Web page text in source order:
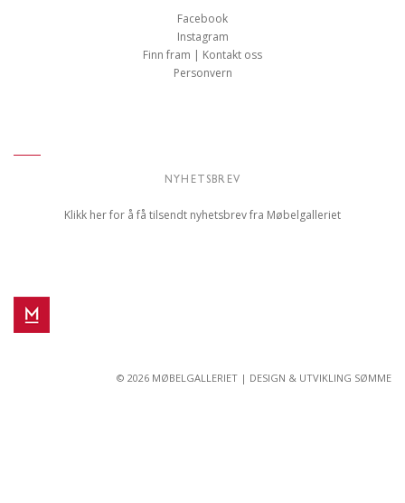
Facebook
Instagram
Finn fram | Kontakt oss
Personvern
NYHETSBREV
Klikk her for å få tilsendt nyhetsbrev fra Møbelgalleriet
© 2026 MØBELGALLERIET | DESIGN & UTVIKLING SØMME